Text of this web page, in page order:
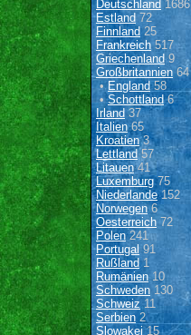
Deutschland 1686
Estland 72
Finnland 25
Frankreich517
Griechenland9
Großbritannien64
• England58
•Schottland6
Irland 37
Italien65
Kroatien3
Lettland57
Litauen41
Luxemburg75
Niederlande152
Norwegen6
Oesterreich 72
Polen241
Portugal 91
Rußland1
Rumänien10
Schweden 130
Schweiz 11
Serbien 2
Slowakei 15